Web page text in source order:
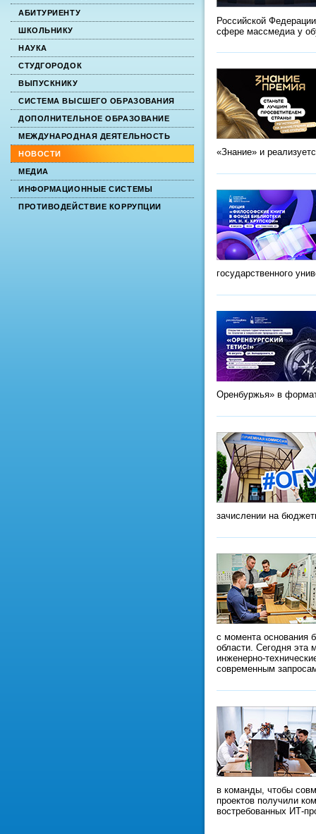
АБИТУРИЕНТУ
ШКОЛЬНИКУ
НАУКА
СТУДГОРОДОК
ВЫПУСКНИКУ
СИСТЕМА ВЫСШЕГО ОБРАЗОВАНИЯ
ДОПОЛНИТЕЛЬНОЕ ОБРАЗОВАНИЕ
МЕЖДУНАРОДНАЯ ДЕЯТЕЛЬНОСТЬ
НОВОСТИ
МЕДИА
ИНФОРМАЦИОННЫЕ СИСТЕМЫ
ПРОТИВОДЕЙСТВИЕ КОРРУПЦИИ
Российской
сфере массмедиа у
«Знание» и
государственного
Оренбуржья» в
зачислении на
с момента основания
области. Сегодня эта
инженерно-
современным
в команды, чтобы
проектов получили
востребованных ИТ-